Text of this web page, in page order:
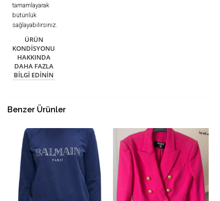
tamamlayarak
bütünlük
sağlayabilirsiniz.
ÜRÜN
KONDISYONU
HAKKINDA
DAHA FAZLA
BILGI EDININ
Benzer Ürünler